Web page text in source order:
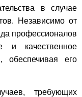
в случае
Независимо от
профессионалов
и качественное
обеспечивая его
требующих